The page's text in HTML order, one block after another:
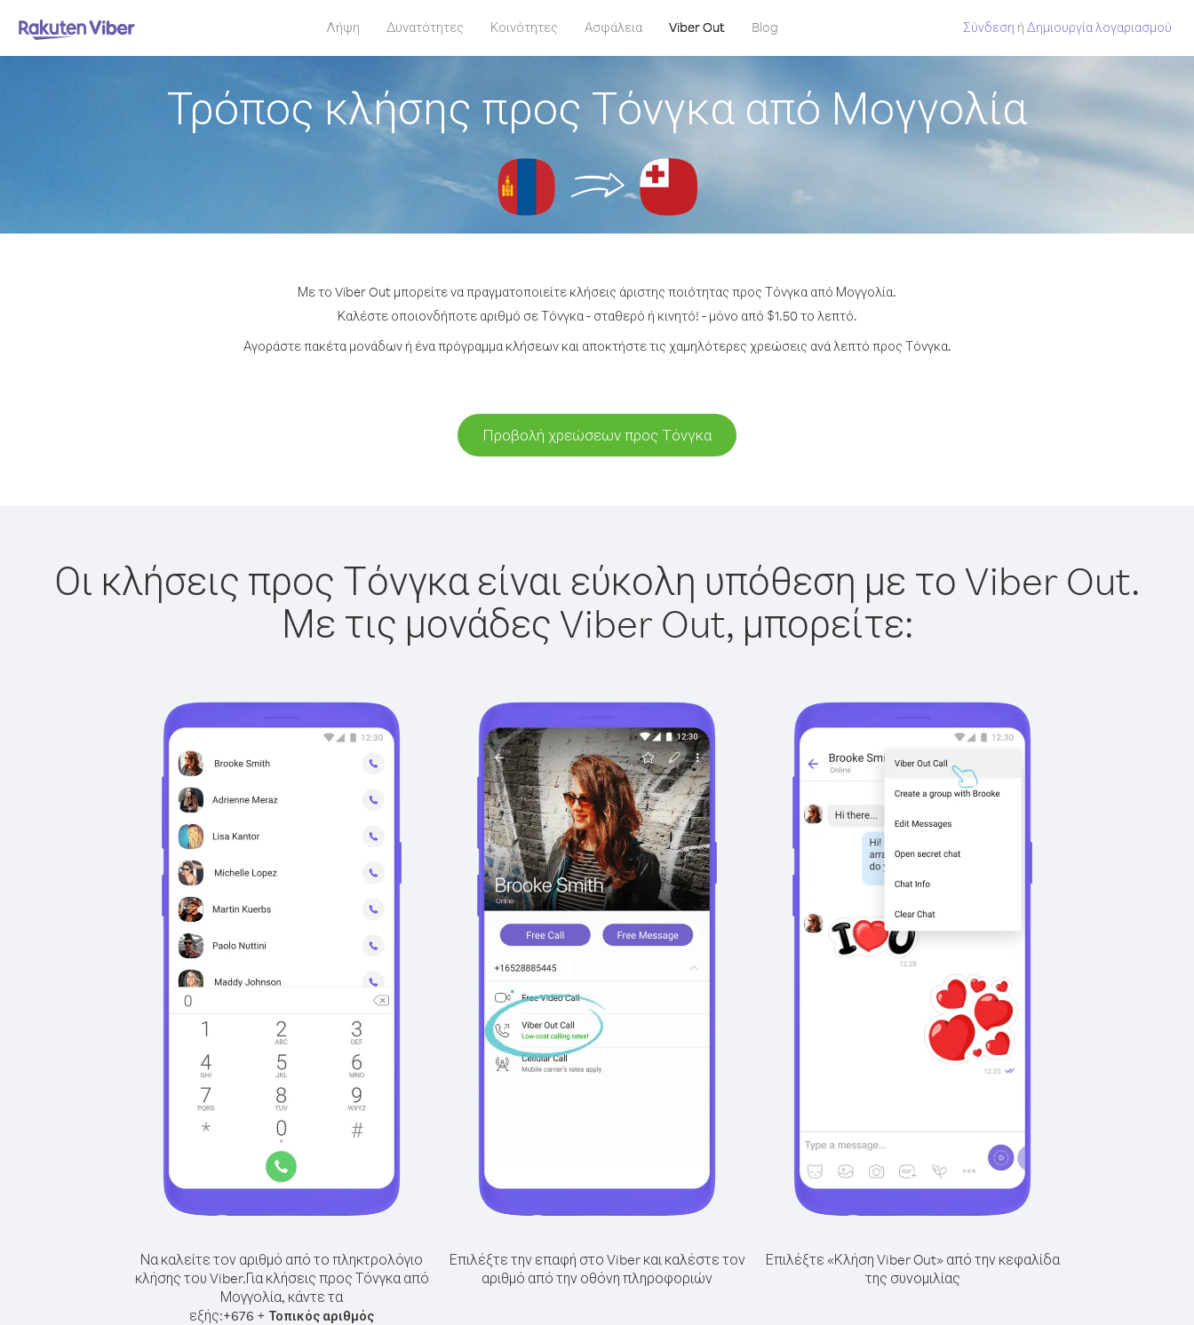
Λήψη Δυνατότητες Κοινότητες Ασφάλεια Viber Out Blog Σύνδεση ή Δημιουργία λογαριασμού
Τρόπος κλήσης προς Τόνγκα από Μογγολία
Με το Viber Out μπορείτε να πραγματοποιείτε κλήσεις άριστης ποιότητας προς Τόνγκα από Μογγολία.
Καλέστε οποιονδήποτε αριθμό σε Τόνγκα - σταθερό ή κινητό! - μόνο από $1.50 το λεπτό.
Αγοράστε πακέτα μονάδων ή ένα πρόγραμμα κλήσεων και αποκτήστε τις χαμηλότερες χρεώσεις ανά λεπτό προς Τόνγκα.
Προβολή χρεώσεων προς Τόνγκα
Οι κλήσεις προς Τόνγκα είναι εύκολη υπόθεση με το Viber Out.
Με τις μονάδες Viber Out, μπορείτε:
Να καλείτε τον αριθμό από το πληκτρολόγιο
κλήσης του Viber.Για κλήσεις προς Τόνγκα από
Μογγολία, κάντε τα
εξής:+676 + Τοπικός αριθμός
Επιλέξτε την επαφή στο Viber και καλέστε τον
αριθμό από την οθόνη πληροφοριών
Επιλέξτε «Κλήση Viber Out» από την κεφαλίδα
της συνομιλίας